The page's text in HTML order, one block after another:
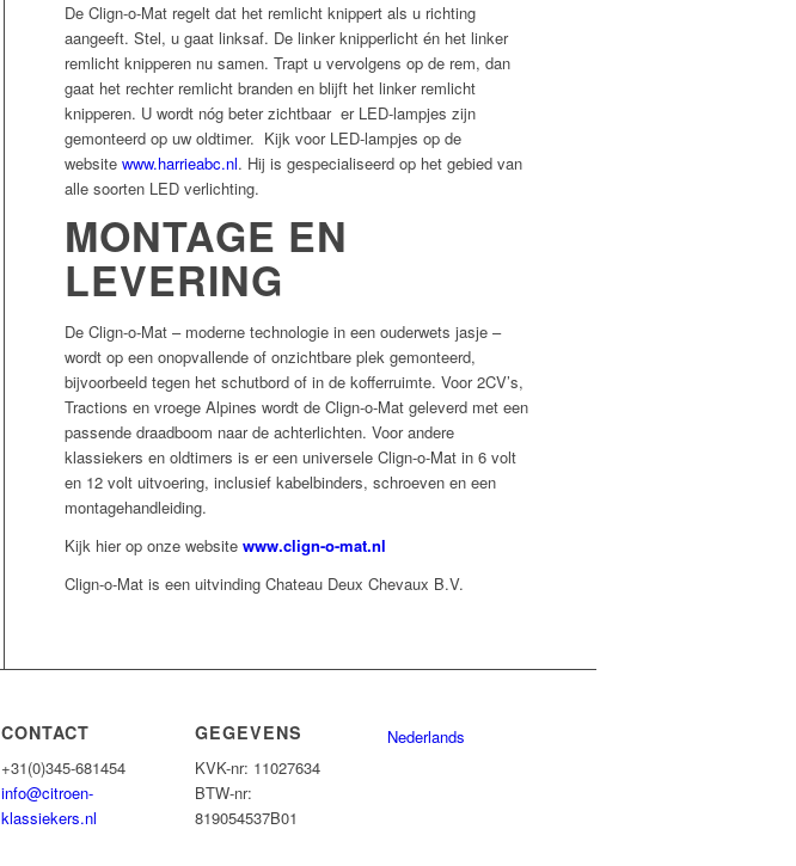
De Clign-o-Mat regelt dat het remlicht knippert als u richting
aangeeft. Stel, u gaat linksaf. De linker knipperlicht én het linker
remlicht knipperen nu samen. Trapt u vervolgens op de rem, dan
gaat het rechter remlicht branden en blijft het linker remlicht
knipperen. U wordt nóg beter zichtbaar er LED-lampjes zijn
gemonteerd op uw oldtimer. Kijk voor LED-lampjes op de
websitewww.harrieabc.nl. Hij is gespecialiseerd op het gebied van
alle soorten LED verlichting.
MONTAGE EN
LEVERING
De Clign-o-Mat – moderne technologie in een ouderwets jasje –
wordt op een onopvallende of onzichtbare plek gemonteerd,
bijvoorbeeld tegen het schutbord of in de kofferruimte. Voor 2CV’s,
Tractions en vroege Alpines wordt de Clign-o-Mat geleverd met een
passende draadboom naar de achterlichten. Voor andere
klassiekers en oldtimers is er een universele Clign-o-Mat in 6 volt
en 12 volt uitvoering, inclusief kabelbinders, schroeven en een
montagehandleiding.
Kijk hier op onze websitewww.clign-o-mat.nl
Clign-o-Mat is een uitvinding Chateau Deux Chevaux B.V.
CONTACT
+31(0)345-681454
info@citroen-
klassiekers.nl
GEGEVENS
KVK-nr: 11027634
BTW-nr:
819054537B01
Nederlands